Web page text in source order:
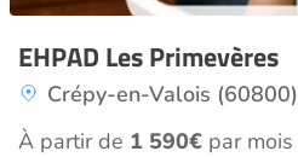
EHPAD Les Primevères
Crépy-en-Valois (60800)
À partir de 1 590€ par mois